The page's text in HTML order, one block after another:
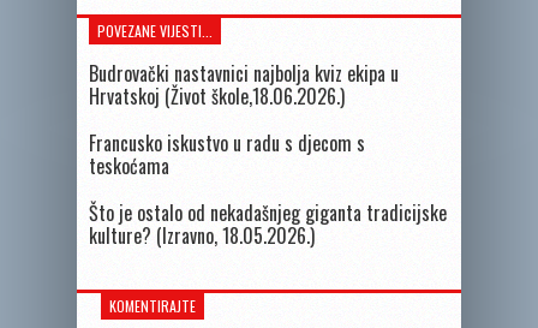
POVEZANE VIJESTI...
Budrovački nastavnici najbolja kviz ekipa u
Hrvatskoj (Život škole,18.06.2026.)
Francusko iskustvo u radu s djecom s
teskoćama
Što je ostalo od nekadašnjeg giganta tradicijske
kulture? (Izravno, 18.05.2026.)
KOMENTIRAJTE